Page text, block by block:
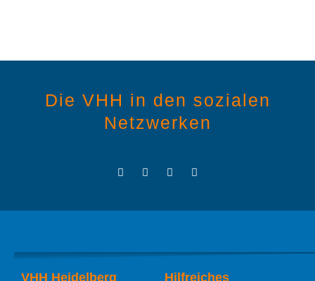
Die VHH in den sozialen
Netzwerken
VHH Heidelberg Hilfreiches